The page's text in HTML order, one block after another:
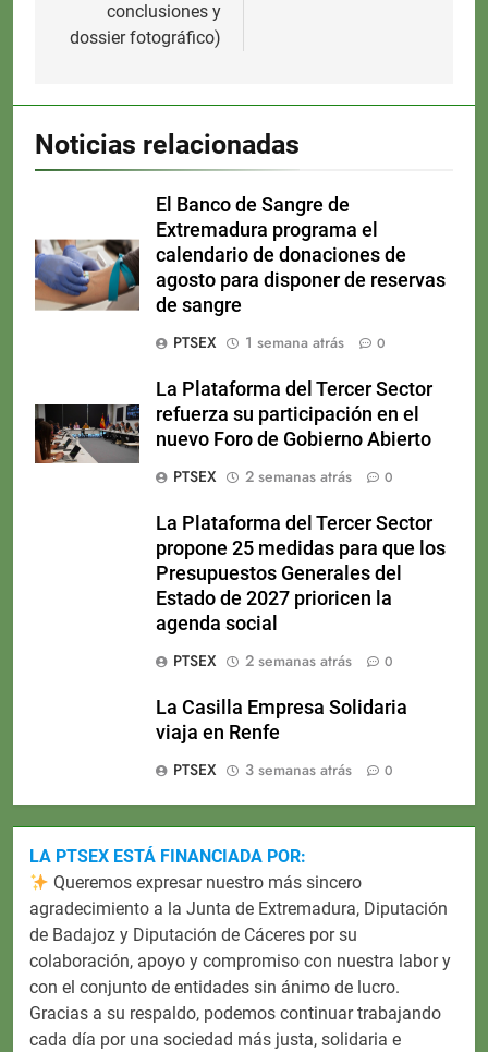
conclusiones y
dossier fotográfico)
Noticias relacionadas
El Banco de Sangre de
Extremadura programa el
calendario de donaciones de
agosto para disponer de reservas
de sangre
PTSEX
1 semana atrás 0
La Plataforma del Tercer Sector
refuerza su participación en el
nuevo Foro de Gobierno Abierto
PTSEX
2 semanas atrás 0
La Plataforma del Tercer Sector
propone 25 medidas para que los
Presupuestos Generales del
Estado de 2027 prioricen la
agenda social
PTSEX
2 semanas atrás 0
La Casilla Empresa Solidaria
viaja en Renfe
PTSEX
3 semanas atrás 0
LA PTSEX ESTÁ FINANCIADA POR:
Queremos expresar nuestro más sincero
agradecimiento a la Junta de Extremadura, Diputación
de Badajoz y Diputación de Cáceres por su
colaboración, apoyo y compromiso con nuestra labor y
con el conjunto de entidades sin ánimo de lucro.
Gracias a su respaldo, podemos continuar trabajando
cada día por una sociedad más justa, solidaria e